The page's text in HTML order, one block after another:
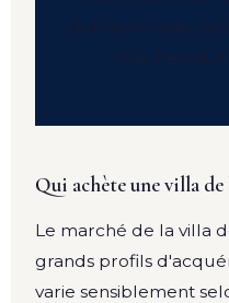
Qui achète une villa de
Le marché de la villa
grands profils
varie sensiblement